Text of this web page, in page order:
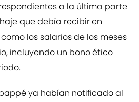
a la última parte
que debía recibir en
los salarios de los meses
incluyendo un bono ético
ya habían notificado al